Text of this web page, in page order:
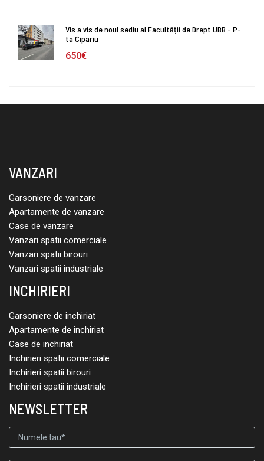
Vis a vis de noul sediu al Facultății de Drept UBB - P-
ta Cipariu
650€
VANZARI
Garsoniere de vanzare
Apartamente de vanzare
Case de vanzare
Vanzari spatii comerciale
Vanzari spatii birouri
Vanzari spatii industriale
INCHIRIERI
Garsoniere de inchiriat
Apartamente de inchiriat
Case de inchiriat
Inchirieri spatii comerciale
Inchirieri spatii birouri
Inchirieri spatii industriale
NEWSLETTER